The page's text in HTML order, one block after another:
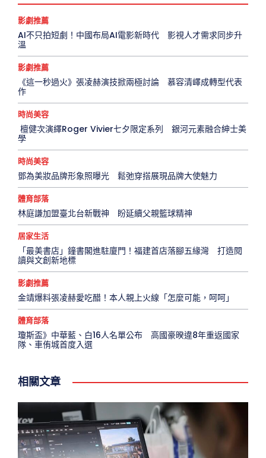
影劇推薦
AI不只拍短劇！中國布局AI電影新時代 影視人才需求同步升
溫
影劇推薦
《這一秒過火》張凌赫演技掀兩極討論 慕容清嶧成轉型代表
作
時尚美容
檀健次演繹Roger Vivier七夕限定系列 銀河元素融合紳士美
學
時尚美容
鄧為美妝品牌形象照曝光 鬆弛穿搭展現品牌大使魅力
體育部落
林庭謙加盟臺北台新戰神 盼延續父親籃球精神
居家生活
「最美書店」鐘書閣進駐廈門！福建首店落腳五緣灣 打造閱
讀與文創新地標
影劇推薦
金靖爆料張凌赫愛吃醋！本人親上火線「怎麼可能，呵呵」
體育部落
瓊斯盃》中華藍、白16人名單公布 高國豪暌違8年重返國家
隊、車侑城首度入選
相關文章